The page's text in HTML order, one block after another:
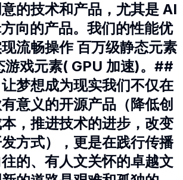
的技术和产品，尤其是 AI
向的产品。我们的性能优
流畅操作 百万级静态元素
游戏元素( GPU 加速)。##
梦想成为现实我们不仅在
意义的开源产品（降低创
，推进技术的进步，改变
方式），更是在践行传播
的、有人文关怀的卓越文